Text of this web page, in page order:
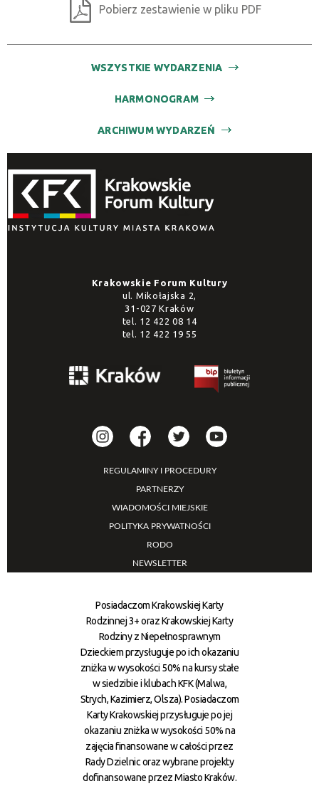
Pobierz zestawienie w pliku PDF
WSZYSTKIE WYDARZENIA
HARMONOGRAM
ARCHIWUM WYDARZEŃ
Krakowskie Forum Kultury
ul. Mikołajska 2,
31-027 Kraków
tel. 12 422 08 14
tel. 12 422 19 55
REGULAMINY I PROCEDURY
PARTNERZY
WIADOMOŚCI MIEJSKIE
POLITYKA PRYWATNOŚCI
RODO
NEWSLETTER
Posiadaczom Krakowskiej Karty
Rodzinnej 3+ oraz Krakowskiej Karty
Rodziny z Niepełnosprawnym
Dzieckiem przysługuje po ich okazaniu
zniżka w wysokości 50% na kursy stałe
w siedzibie i klubach KFK (Malwa,
Strych, Kazimierz, Olsza). Posiadaczom
Karty Krakowskiej przysługuje po jej
okazaniu zniżka w wysokości 50% na
zajęcia finansowane w całości przez
Rady Dzielnic oraz wybrane projekty
dofinansowane przez Miasto Kraków.